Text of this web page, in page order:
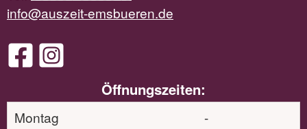
info@auszeit-emsbueren.de
Öffnungszeiten:
Montag
-